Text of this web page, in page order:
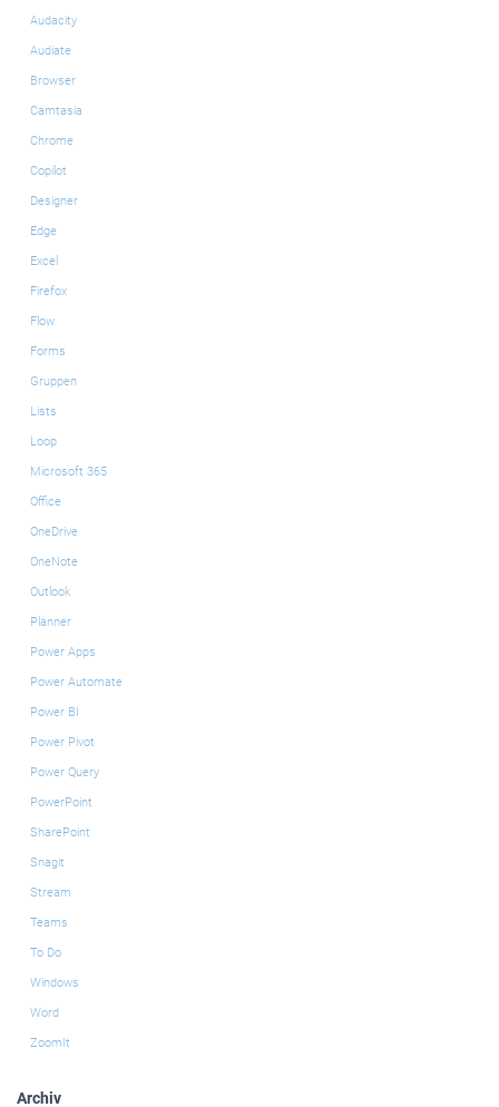
Audacity
Audiate
Browser
Camtasia
Chrome
Copilot
Designer
Edge
Excel
Firefox
Flow
Forms
Gruppen
Lists
Loop
Microsoft 365
Office
OneDrive
OneNote
Outlook
Planner
Power Apps
Power Automate
Power BI
Power Pivot
Power Query
PowerPoint
SharePoint
Snagit
Stream
Teams
To Do
Windows
Word
ZoomIt
Archiv